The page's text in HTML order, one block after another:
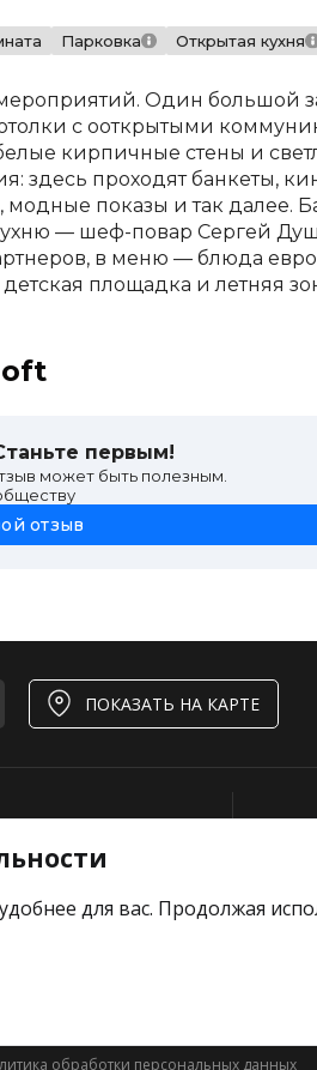
Парковка Открытая кухня
Один большой
с ооткрытыми
кирпичные стены и
здесь проходят банкеты,
показы и так далее.
— шеф-повар Сергей
в меню — блюда
площадка и летняя
первым!
может быть полезным.
отзыв
ПОКАЗАТЬ НА КАРТЕ
обработки персональных данных
для вас. Продолжая